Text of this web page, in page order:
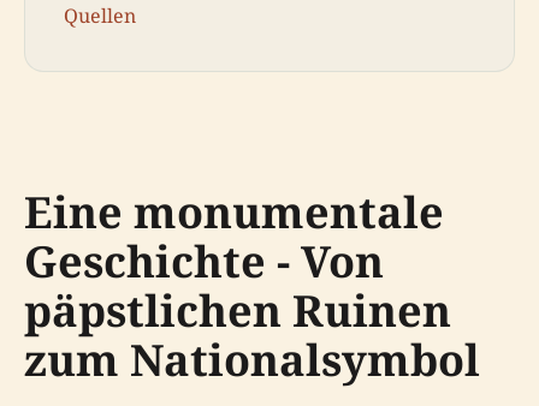
Quellen
Eine monumentale
Geschichte - Von
päpstlichen Ruinen
zum Nationalsymbol